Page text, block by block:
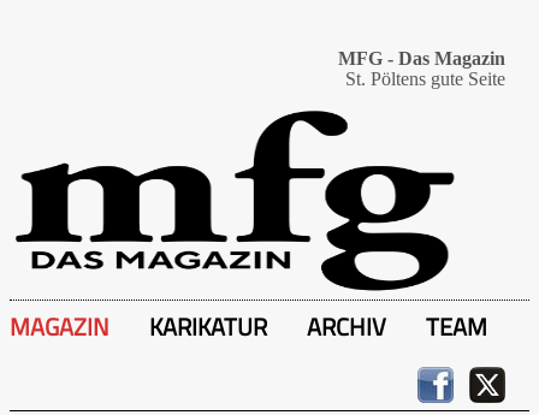
MFG - Das Magazin
St. Pöltens gute Seite
MAGAZIN KARIKATUR ARCHIV TEAM